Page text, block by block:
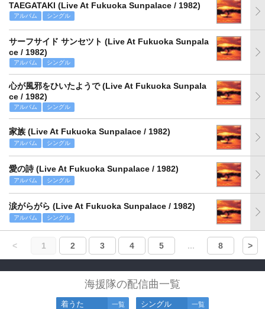
TAEGATAKI (Live At Fukuoka Sunpalace / 1982)
アルバム シングル
サーフサイド サンセツト (Live At Fukuoka Sunpala
ce / 1982)
アルバム シングル
心が風邪をひいたようで (Live At Fukuoka Sunpala
ce / 1982)
アルバム シングル
家族 (Live At Fukuoka Sunpalace / 1982)
アルバム シングル
愛の詩 (Live At Fukuoka Sunpalace / 1982)
アルバム シングル
涙がらがら (Live At Fukuoka Sunpalace / 1982)
アルバム シングル
< 1 2 3 4 5 ... 8 >
海援隊の配信曲一覧
着うた 一覧 シングル 一覧